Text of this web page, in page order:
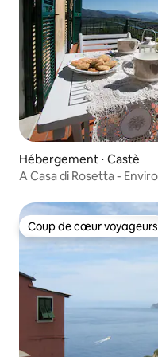
Hébergement ⋅ Castè
A Casa di Rosetta -
Coup de cœur voyageurs
Coup de cœur voyageurs